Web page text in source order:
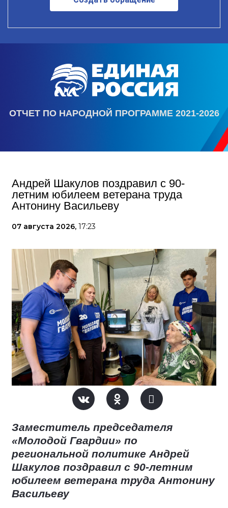
ОТЧЕТ ПО НАРОДНОЙ ПРОГРАММЕ 2021-2026
Андрей Шакулов поздравил с 90-
летним юбилеем ветерана труда
Антонину Васильеву
07 августа 2026, 17:23
Заместитель председателя
«Молодой Гвардии» по
региональной политике Андрей
Шакулов поздравил с 90-летним
юбилеем ветерана труда Антонину
Васильеву